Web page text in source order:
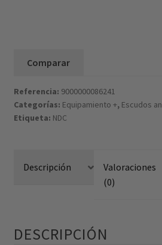
Comparar
Referencia: 9000000086241
Categorías: Equipamiento +, Escudos
Etiqueta: NDC
Descripción
Valoraciones
(0)
DESCRIPCIÓN